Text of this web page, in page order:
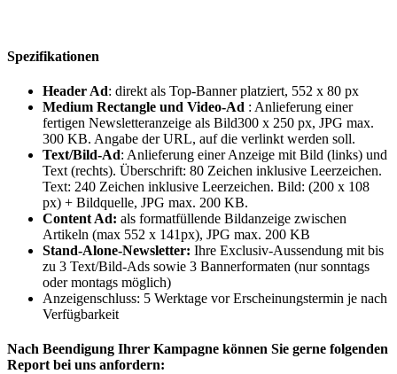
Spezifikationen
Header Ad: direkt als Top-Banner platziert, 552 x 80 px
Medium Rectangle und Video-Ad : Anlieferung einer
fertigen Newsletteranzeige als Bild300 x 250 px, JPG max.
300 KB. Angabe der URL, auf die verlinkt werden soll.
Text/Bild-Ad: Anlieferung einer Anzeige mit Bild (links) und
Text (rechts). Überschrift: 80 Zeichen inklusive Leerzeichen.
Text: 240 Zeichen inklusive Leerzeichen. Bild: (200 x 108
px) + Bildquelle, JPG max. 200 KB.
Content Ad: als formatfüllende Bildanzeige zwischen
Artikeln (max 552 x 141px), JPG max. 200 KB
Stand-Alone-Newsletter: Ihre Exclusiv-Aussendung mit bis
zu 3 Text/Bild-Ads sowie 3 Bannerformaten (nur sonntags
oder montags möglich)
Anzeigenschluss: 5 Werktage vor Erscheinungstermin je nach
Verfügbarkeit
Nach Beendigung Ihrer Kampagne können Sie gerne folgenden
Report bei uns anfordern: